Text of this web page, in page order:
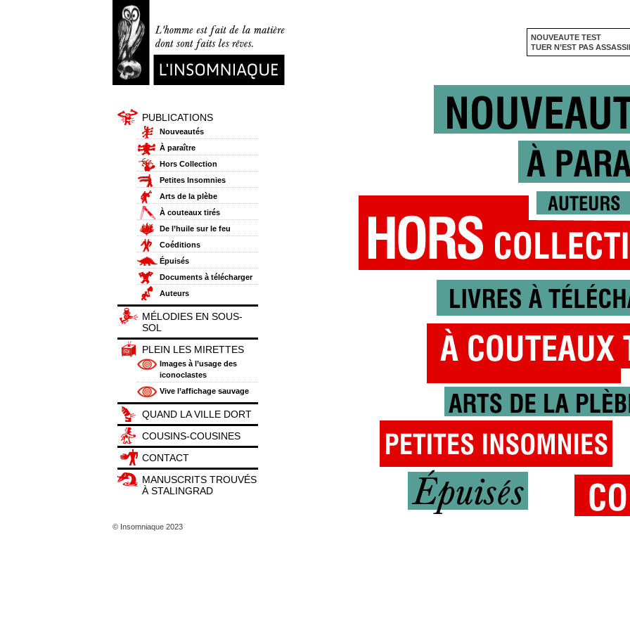
PUBLICATIONS
Nouveautés
À paraître
Hors Collection
Petites Insomnies
Arts de la plèbe
À couteaux tirés
De l’huile sur le feu
Coéditions
Épuisés
Documents à télécharger
Auteurs
MÉLODIES EN SOUS-
SOL
PLEIN LES MIRETTES
Images à l’usage des
iconoclastes
Vive l’affichage sauvage
QUAND LA VILLE DORT
COUSINS-COUSINES
CONTACT
MANUSCRITS TROUVÉS
À STALINGRAD
© Insomniaque 2023
NOUVEAUTE TEST
TUER N’EST PAS